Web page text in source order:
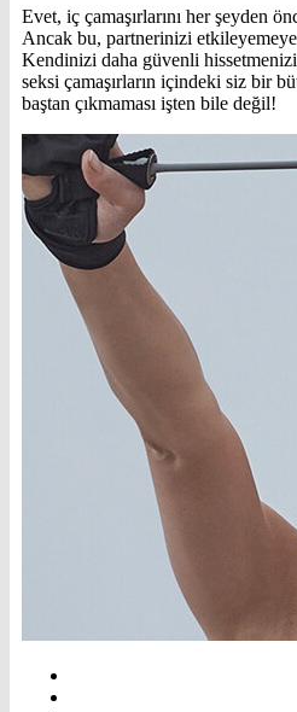
Evet, iç çamaşırlarını her şeyden
Ancak bu, partnerinizi
Kendinizi daha güvenli
seksi çamaşırların içindeki siz bir
baştan çıkmaması işten bile değil!